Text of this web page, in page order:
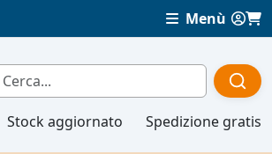
Menù
Stock aggiornato Spedizione gratis